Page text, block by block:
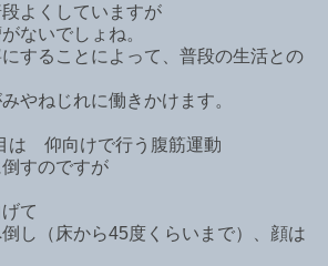
よくしていますが
ないでしょね。
することによって、普段の生活との
やねじれに働きかけます。
は 仰向けで行う腹筋運動
すのですが
て
し（床から45度くらいまで）、顔は